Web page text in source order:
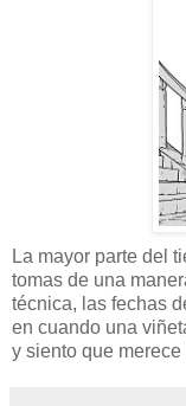
La mayor parte del
tomas de una
técnica, las fechas
en cuando una
y siento que merece